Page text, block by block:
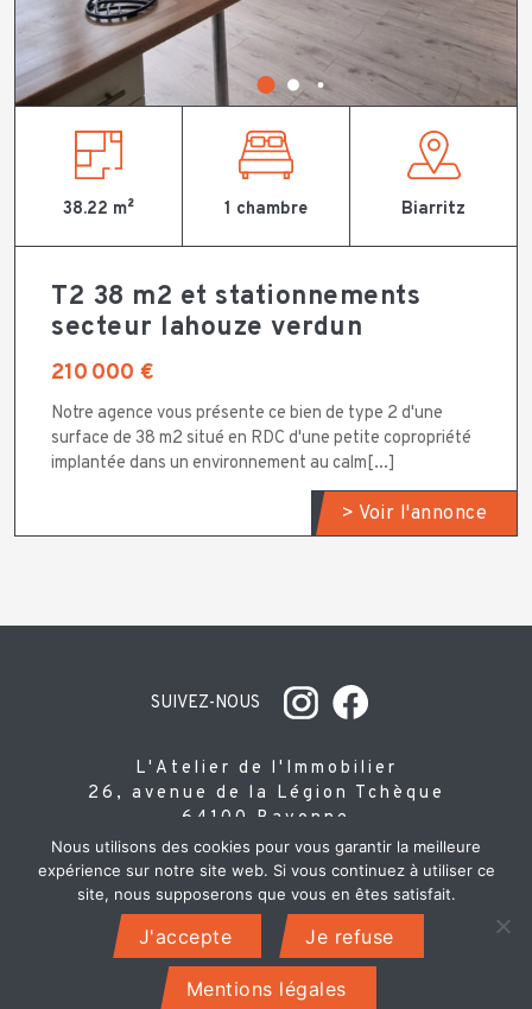
38.22 m² 1 chambre Biarritz
T2 38 m2 et stationnements
secteur lahouze verdun
210 000 €
Notre agence vous présente ce bien de type 2 d'une
surface de 38 m2 situé en RDC d'une petite copropriété
implantée dans un environnement au calm[...]
> Voir l'annonce
SUIVEZ-NOUS
L'Atelier de l'Immobilier
26, avenue de la Légion Tchèque
64100 Bayonne
Tél :05 59 70 09 18
Accueil Mentions légales Plan du site
Nous utilisons des cookies pour vous garantir la meilleure
expérience sur notre site web. Si vous continuez à utiliser ce
site, nous supposerons que vous en êtes satisfait.
J'accepte Je refuse
Mentions légales